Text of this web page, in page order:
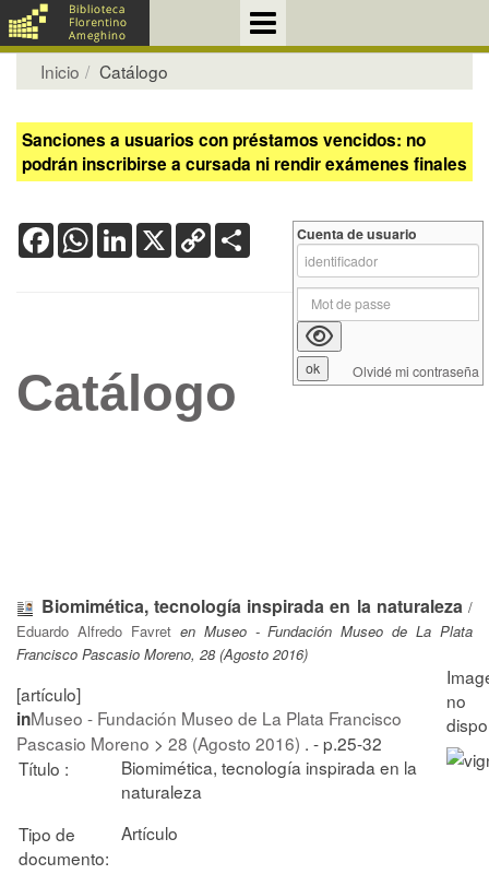
Inicio Catálogo
Sanciones a usuarios con préstamos vencidos: no
podrán inscribirse a cursada ni rendir exámenes finales
FacebookWhatsApp
LinkedIn
X Copy
Link
Catálogo
Biomimética, tecnología inspirada en la naturaleza/
Eduardo Alfredo Favret en Museo - Fundación Museo de La Plata
Francisco Pascasio Moreno, 28 (Agosto 2016)
[artículo]
inMuseo - Fundación Museo de La Plata Francisco
Pascasio Moreno > 28 (Agosto 2016) . - p.25-32
Título :
Biomimética, tecnología inspirada en la
naturaleza
Tipo de
documento:
Artículo
Cuenta de usuario
Olvidé mi contraseña